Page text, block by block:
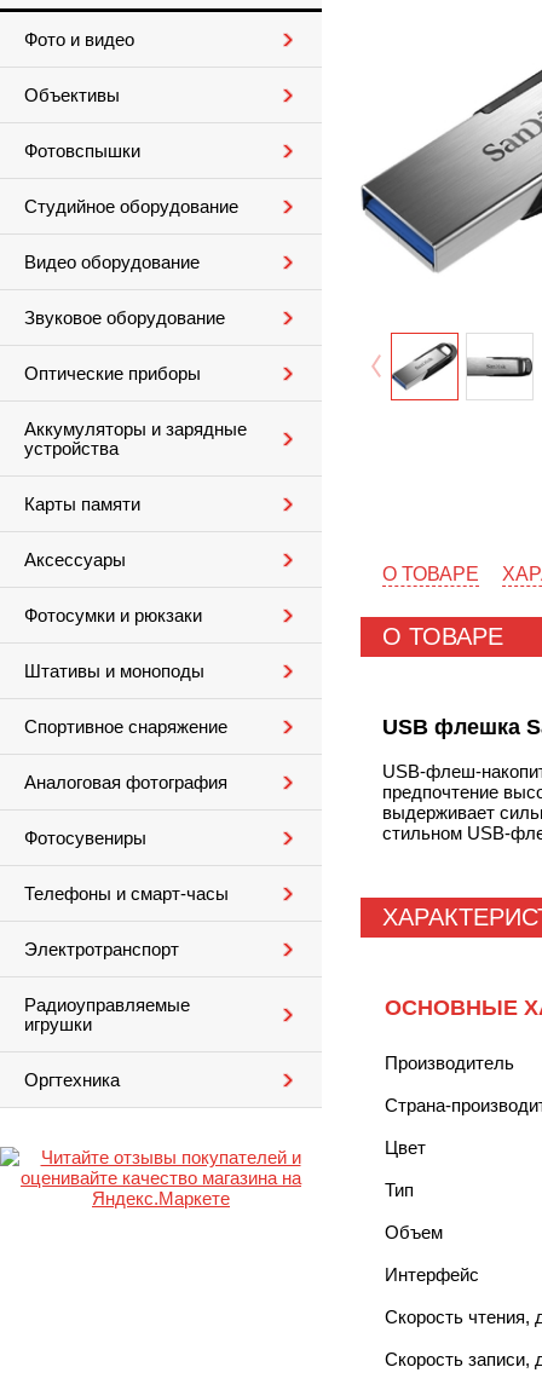
Фото и видео
Объективы
Фотовспышки
Студийное оборудование
Видео оборудование
Звуковое оборудование
Оптические приборы
Аккумуляторы и зарядные
устройства
Карты памяти
Аксессуары
Фотосумки и рюкзаки
Штативы и моноподы
Спортивное снаряжение
Аналоговая фотография
Фотосувениры
Телефоны и смарт-часы
Электротранспорт
Радиоуправляемые
игрушки
Оргтехника
О ТОВАРЕ
О ТОВАРЕ
USB флешка
USB-флеш-
предпочтение
выдерживает
стильном USB-
ОСНОВНЫЕ
Производитель
Страна-
Цвет
Тип
Объем
Интерфейс
Скорость чтения,
Скорость записи,